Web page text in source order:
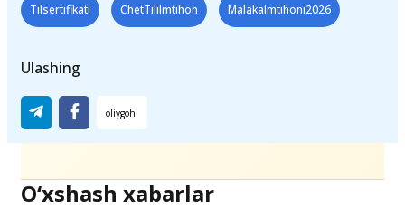
Tilsertifikati ChetTiliImtihon MalakaImtihoni2026
Ulashing
O‘xshash xabarlar